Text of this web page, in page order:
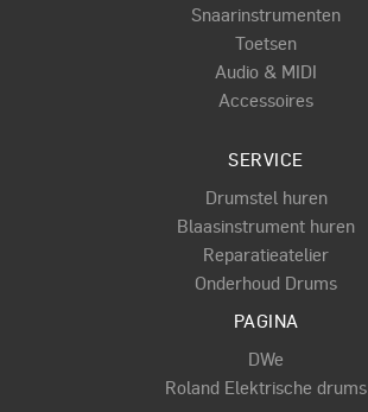
Snaarinstrumenten
Toetsen
Audio & MIDI
Accessoires
SERVICE
Drumstel huren
Blaasinstrument huren
Reparatieatelier
Onderhoud Drums
PAGINA
DWe
Roland Elektrische drums